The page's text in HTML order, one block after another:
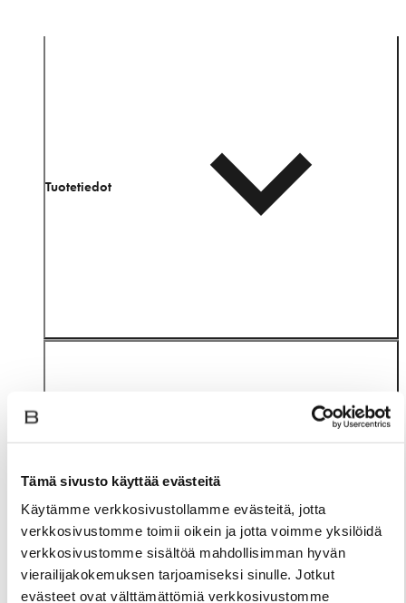
Tämä sivusto käyttää evästeitä
Käytämme verkkosivustollamme evästeitä, jotta
verkkosivustomme toimii oikein ja jotta voimme yksilöidä
verkkosivustomme sisältöä mahdollisimman hyvän
vierailijakokemuksen tarjoamiseksi sinulle. Jotkut
evästeet ovat välttämättömiä verkkosivustomme
Tuotetiedot